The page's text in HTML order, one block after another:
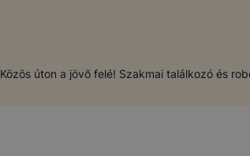
Közös úton a jövő felé! Szakmai találkozó és